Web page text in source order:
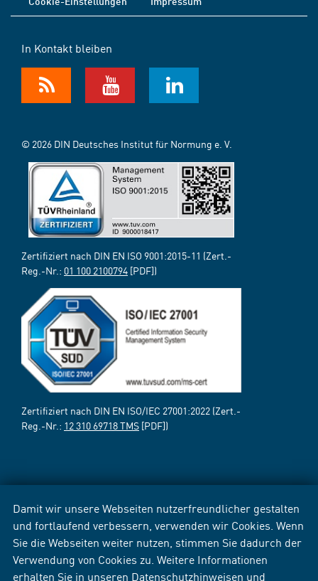
Damit wir unsere Webseiten nutzerfreundlicher gestalten
und fortlaufend verbessern, verwenden wir Cookies. Wenn
Sie die Webseiten weiter nutzen, stimmen Sie dadurch der
Verwendung von Cookies zu. Weitere Informationen
erhalten Sie in unseren Datenschutzhinweisen und
In Kontakt bleiben
© 2026 DIN Deutsches Institut für Normung e. V.
Zertifiziert nach DIN EN ISO 9001:2015-11 (Zert.-
Reg.-Nr.: 01 100 2100794 [PDF])
Zertifiziert nach DIN EN ISO/IEC 27001:2022 (Zert.-
Reg.-Nr.: 12 310 69718 TMS [PDF])